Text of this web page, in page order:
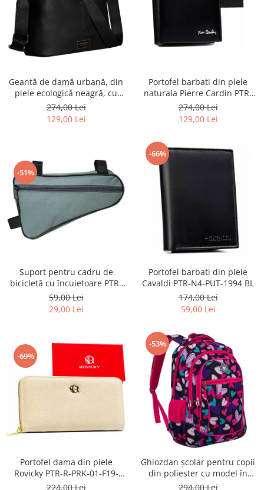
Geantă de damă urbană, din
piele ecologică neagră, cu
curea reglabilă - Peterson
PTR-PTN JK6-06-6642
274,00 Lei
129,00 Lei
Portofel barbati din piele
naturala Pierre Cardin PTR-
8806 TILAK51
274,00 Lei
129,00 Lei
-51%
Suport pentru cadru de
bicicletă cu încuietoare PTR-
AR-S-101
59,00 Lei
29,00 Lei
-66%
Portofel barbati din piele
Cavaldi PTR-N4-PUT-1994 BL
174,00 Lei
59,00 Lei
-69%
Portofel dama din piele
Rovicky PTR-R-PRK-01-F19-
2757 BE
224,00 Lei
-53%
Ghiozdan școlar pentru copii
din poliester cu model în
formă de inimă - Peterson
294,00 Lei